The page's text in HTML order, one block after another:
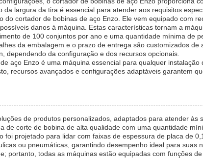
da largura da tira é essencial para atender aos requisitos
do cortador de bobinas de aço Enzo. Ele vem equipado com
danos à máquina. Estas características tornam a
de 100 conjuntos por ano e uma quantidade mínima
da embalagem e o prazo de entrega são customizados
dependendo da configuração e dos recursos opcionais.
aço Enzo é uma máquina essencial para qualquer
recursos avançados e configurações adaptáveis ​​garantem
de produtos personalizados, adaptados para atender
de corte de bobina de alta qualidade com uma quantidade
foi projetado para lidar com faixas de espessura de placa de
ou pneumáticas, garantindo desempenho ideal para suas
portanto, todas as máquinas estão equipadas com funções